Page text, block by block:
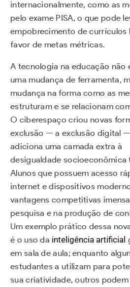
internacionalmente, como as
pelo exame PISA, o que pode
empobrecimento de currículos
favor de metas métricas.
A tecnologia na educação não
uma mudança de ferramenta,
mudança na forma como as
estruturam e se relacionam
O ciberespaço criou novas
exclusão — a exclusão digital
adiciona uma camada extra à
desigualdade socioeconômica
Alunos que possuem acesso
internet e dispositivos
vantagens competitivas
pesquisa e na produção de
Um exemplo prático dessa
é o uso da inteligência artificial
em sala de aula; enquanto
estudantes a utilizam para
sua criatividade, outros